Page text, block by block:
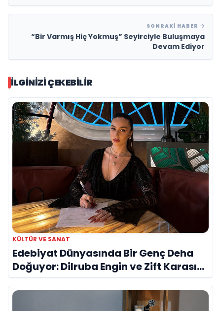
SONRAKI HABER
“Bir Varmış Hiç Yokmuş” Seyirciyle Buluşmaya
Devam Ediyor
İLGINIZI ÇEKEBILIR
KÜLTÜR VE SANAT
Edebiyat Dünyasında Bir Genç Deha
Doğuyor: Dilruba Engin ve Zift Karası
Evreni ‘AVENOİR’